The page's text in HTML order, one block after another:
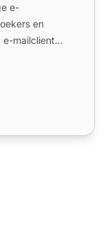
e-
en
mailclient